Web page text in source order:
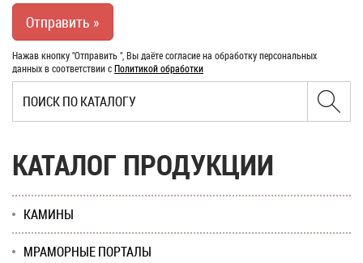
Нажав кнопку "Отправить ", Вы даёте согласие на обработку персональных
данных в соответствии сПолитикой обработки
КАТАЛОГ ПРОДУКЦИИ
КАМИНЫ
МРАМОРНЫЕ ПОРТАЛЫ